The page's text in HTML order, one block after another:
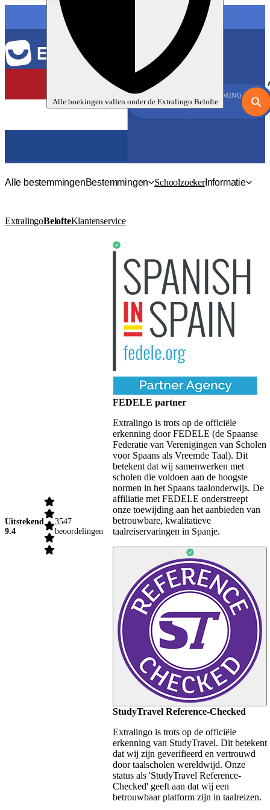
Alle boekingen vallen onder de Extralingo Belofte
TAAL BESTEMMING
Alle bestemmingenBestemmingen SchoolzoekerInformatie
ExtralingoBelofteKlantenservice
Uitstekend
9.4
3547
beoordelingen
FEDELE partner
Extralingo is trots op de officiële
erkenning door FEDELE (de Spaanse
Federatie van Verenigingen van Scholen
voor Spaans als Vreemde Taal). Dit
betekent dat wij samenwerken met
scholen die voldoen aan de hoogste
normen in het Spaans taalonderwijs. De
affiliatie met FEDELE onderstreept
onze toewijding aan het aanbieden van
betrouwbare, kwalitatieve
taalreiservaringen in Spanje.
StudyTravel Reference-Checked
Extralingo is trots op de officiële
erkenning van StudyTravel. Dit betekent
dat wij zijn geverifieerd en vertrouwd
door taalscholen wereldwijd. Onze
status als 'StudyTravel Reference-
Checked' geeft aan dat wij een
betrouwbaar platform zijn in taalreizen.